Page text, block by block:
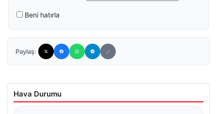
Beni hatırla
Paylaş:
Hava Durumu